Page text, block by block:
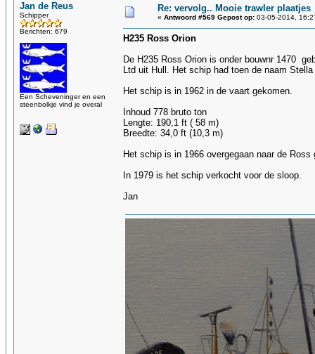
Jan de Reus
Schipper
Berichten: 679
Een Scheveninger en een
steenbolkje vind je overal
Re: vervolg.. Mooie trawler plaatjes
« Antwoord #569 Gepost op: 03-05-2014,
H235 Ross Orion
De H235 Ross Orion is onder bouwnr 1470
Ltd uit Hull. Het schip had toen de naam Stella
Het schip is in 1962 in de vaart gekomen.
Inhoud 778 bruto ton
Lengte: 190,1 ft ( 58 m)
Breedte: 34,0 ft (10,3 m)
Het schip is in 1966 overgegaan naar de
In 1979 is het schip verkocht voor de sloop.
Jan